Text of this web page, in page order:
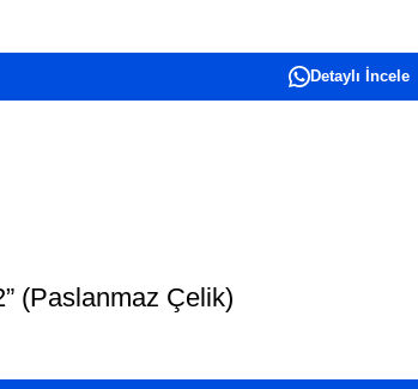
Detaylı İncele
(Paslanmaz Çelik)